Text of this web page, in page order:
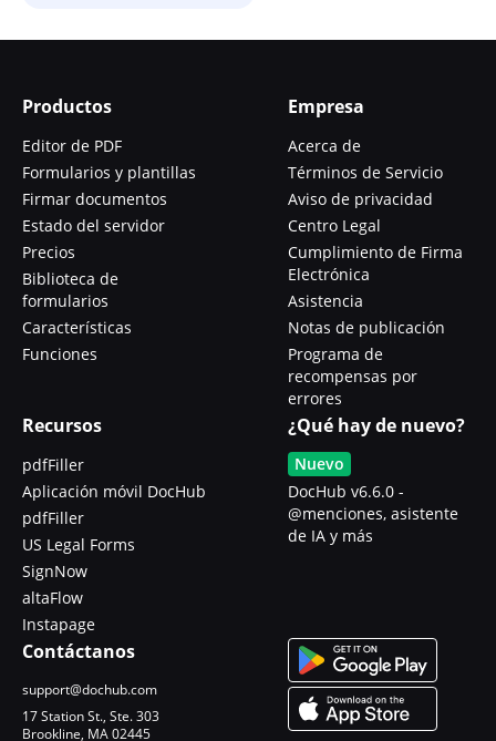
Productos
Editor de PDF
Formularios y plantillas
Firmar documentos
Estado del servidor
Precios
Biblioteca de
formularios
Características
Funciones
Empresa
Acerca de
Términos de Servicio
Aviso de privacidad
Centro Legal
Cumplimiento de Firma
Electrónica
Asistencia
Notas de publicación
Programa de
recompensas por
errores
Recursos
pdfFiller
Aplicación móvil DocHub
pdfFiller
US Legal Forms
SignNow
altaFlow
Instapage
¿Qué hay de nuevo?
Nuevo
DocHub v6.6.0 -
@menciones, asistente
de IA y más
Contáctanos
support@dochub.com
17 Station St., Ste. 303
Brookline, MA 02445